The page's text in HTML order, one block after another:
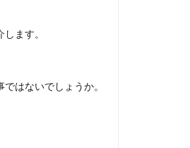
向きになるための対処法
愛ができないと感じている女性も多いと思
ます。
はないでしょうか。